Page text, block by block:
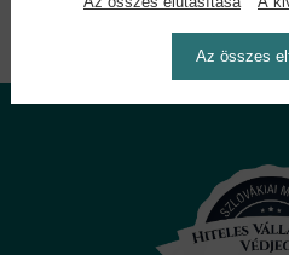
Az összes